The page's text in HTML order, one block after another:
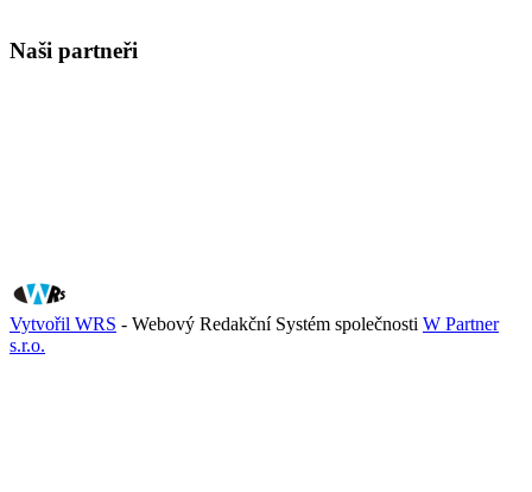
Naši partneři
Vytvořil WRS - Webový Redakční Systém společnosti W Partner
s.r.o.